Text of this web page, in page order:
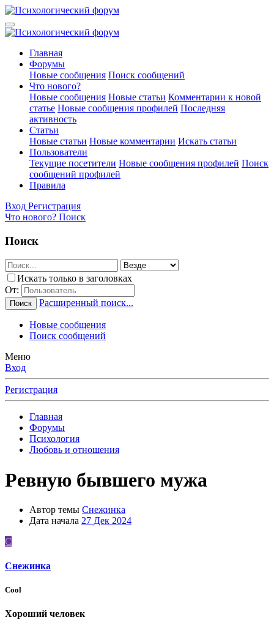
Главная
Форумы
Новые сообщения Поиск сообщений
Что нового?
Новые сообщения Новые статьи Комментарии к новой
статье Новые сообщения профилей Последняя
активность
Статьи
Новые статьи Новые комментарии Искать статьи
Пользователи
Текущие посетители Новые сообщения профилей Поиск
сообщений профилей
Правила
Вход Регистрация
Что нового? Поиск
Поиск
Искать только в заголовках
От:
Поиск Расширенный поиск...
Новые сообщения
Поиск сообщений
Меню
Вход
Регистрация
Главная
Форумы
Психология
Любовь и отношения
Ревную бывшего мужа
Автор темы Снежинка
Дата начала 27 Дек 2024
С
Снежинка
Cool
Хороший человек